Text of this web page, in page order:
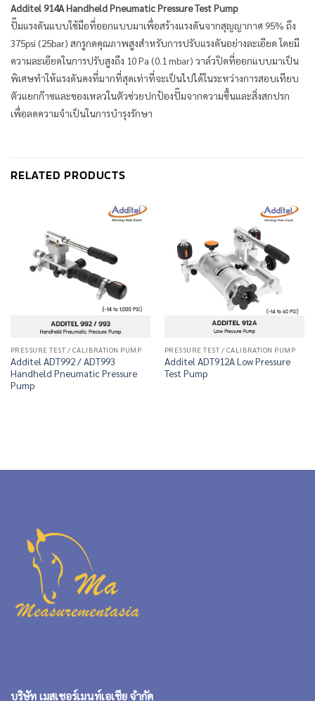
Additel 914A Handheld Pneumatic Pressure Test Pump
ปั๊มแรงดันแบบใช้มือที่ออกแบบมาเพื่อสร้างแรงดันจากสุญญากาศ 95% ถึง
375psi (25bar) สกรูกดคุณภาพสูงสำหรับการปรับแรงดันอย่างละเอียด โดยมี
ความละเอียดในการปรับสูงถึง 10 Pa (0.1 mbar) วาล์วปิดที่ออกแบบมาเป็น
พิเศษทำให้แรงดันคงที่มากที่สุดเท่าที่จะเป็นไปได้ในระหว่างการสอบเทียบ
ตัวแยกก๊าซและของเหลวในตัวช่วยปกป้องปั๊มจากความชื้นและสิ่งสกปรก
เพื่อลดความจำเป็นในการบำรุงรักษา
RELATED PRODUCTS
PRESSURE TEST / CALIBRATION PUMP
Additel ADT992 / ADT993
Handheld Pneumatic Pressure
Pump
PRESSURE TEST / CALIBRATION PUMP
Additel ADT912A Low Pressure
Test Pump
บริษัท เมสเชอร์เมนท์เอเชีย จำกัด